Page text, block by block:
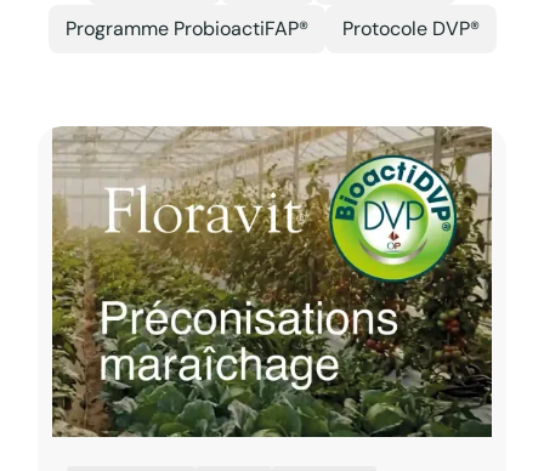
Programme ProbioactiFAP®
Protocole DVP®